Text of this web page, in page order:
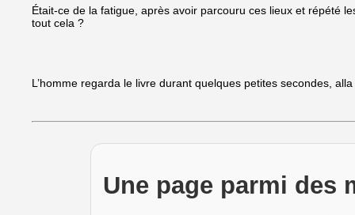
Était-ce de la fatigue, après avoir parcouru ces lieux et répété
tout cela ?
L’homme regarda le livre durant quelques petites secondes,
Une page parmi des